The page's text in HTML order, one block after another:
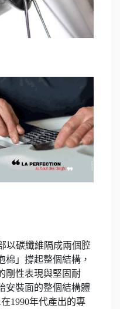
以碳纖維隔成兩個腔
棉」撐起整個結構，
剛性表現與堅固耐
安裝面的整個結構體
1990年代產出的專